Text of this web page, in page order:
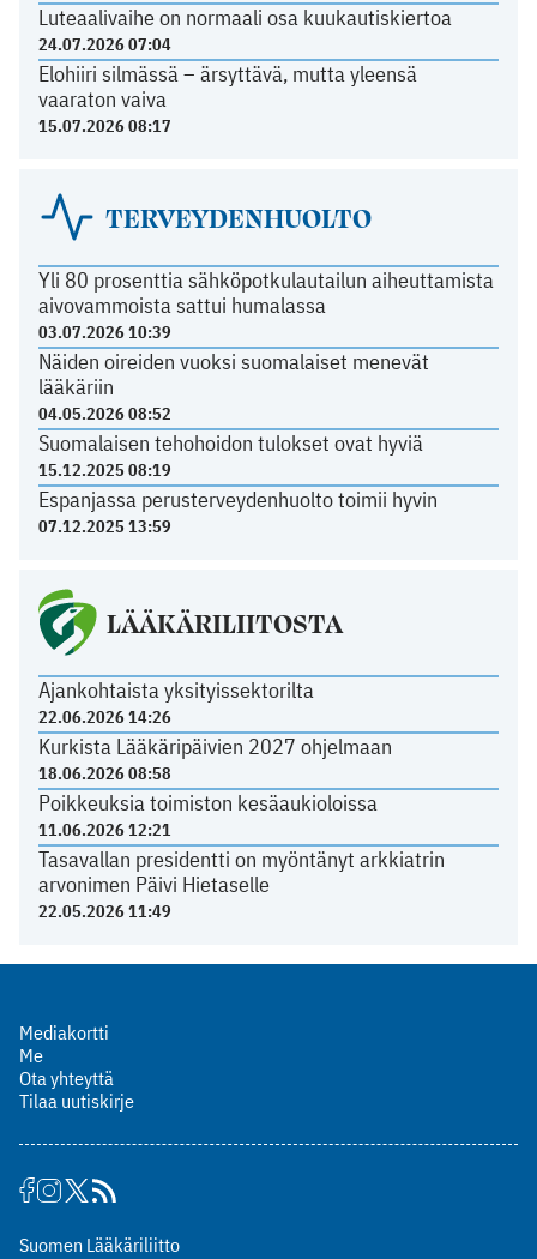
Luteaalivaihe on normaali osa kuukautiskiertoa
24.07.2026 07:04
Elohiiri silmässä – ärsyttävä, mutta yleensä
vaaraton vaiva
15.07.2026 08:17
TERVEYDENHUOLTO
Yli 80 prosenttia sähköpotkulautailun aiheuttamista
aivovammoista sattui humalassa
03.07.2026 10:39
Näiden oireiden vuoksi suomalaiset menevät
lääkäriin
04.05.2026 08:52
Suomalaisen tehohoidon tulokset ovat hyviä
15.12.2025 08:19
Espanjassa perusterveydenhuolto toimii hyvin
07.12.2025 13:59
LÄÄKÄRILIITOSTA
Ajankohtaista yksityissektorilta
22.06.2026 14:26
Kurkista Lääkäripäivien 2027 ohjelmaan
18.06.2026 08:58
Poikkeuksia toimiston kesäaukioloissa
11.06.2026 12:21
Tasavallan presidentti on myöntänyt arkkiatrin
arvonimen Päivi Hietaselle
22.05.2026 11:49
Mediakortti
Me
Ota yhteyttä
Tilaa uutiskirje
Suomen Lääkäriliitto